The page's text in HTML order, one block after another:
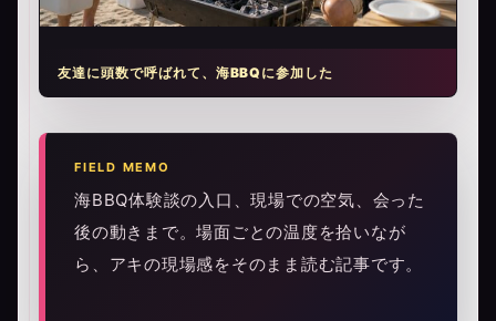
友達に頭数で呼ばれて、海BBQに参加した
FIELD MEMO
海BBQ体験談の入口、現場での空気、会った
後の動きまで。場面ごとの温度を拾いなが
ら、アキの現場感をそのまま読む記事です。